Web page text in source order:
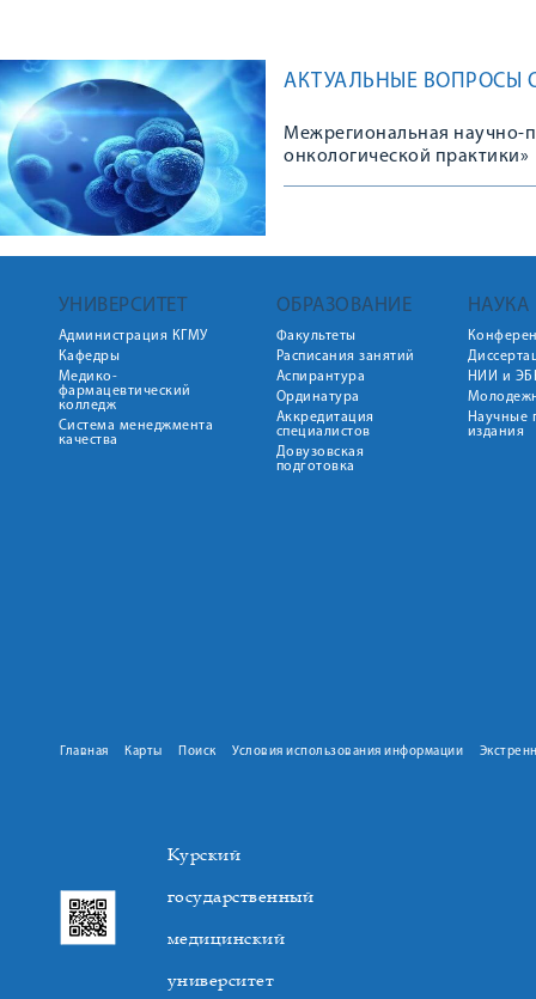
АКТУАЛЬНЫЕ ВОПРОСЫ
Межрегиональная научно-
онкологической практики»
УНИВЕРСИТЕТ
Администрация КГМУ
Кафедры
Медико-
фармацевтический
колледж
Система менеджмента
качества
ОБРАЗОВАНИЕ
Факультеты
Расписания занятий
Аспирантура
Ординатура
Аккредитация
специалистов
Довузовская
подготовка
НАУКА
НИИ и
Научные
издания
Главная Карты Поиск Условия использования информации
Курский
государственный
медицинский
университет